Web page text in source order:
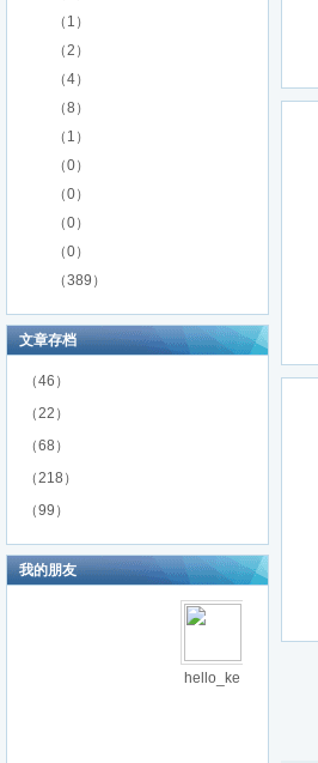
（1）
（2）
（4）
（8）
（1）
（0）
（0）
（0）
（0）
（389）
文章存档
（46）
（22）
（68）
（218）
（99）
我的朋友
hello_ke